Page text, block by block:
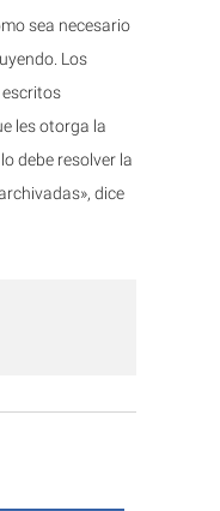
sea necesario
Los
escritos
les otorga la
debe resolver la
dice